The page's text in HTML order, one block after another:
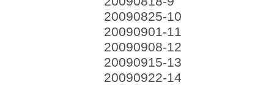
20090825-10
20090901-11
20090908-12
20090915-13
20090922-14